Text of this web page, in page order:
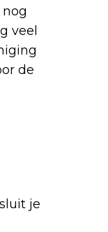
veel
de
je